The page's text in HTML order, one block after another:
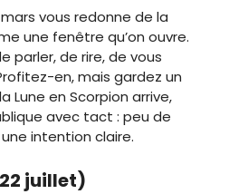
vous redonne de la
une fenêtre qu’on ouvre.
parler, de rire, de vous
en, mais gardez un
Lune en Scorpion arrive,
avec tact : peu de
intention claire.
juillet)